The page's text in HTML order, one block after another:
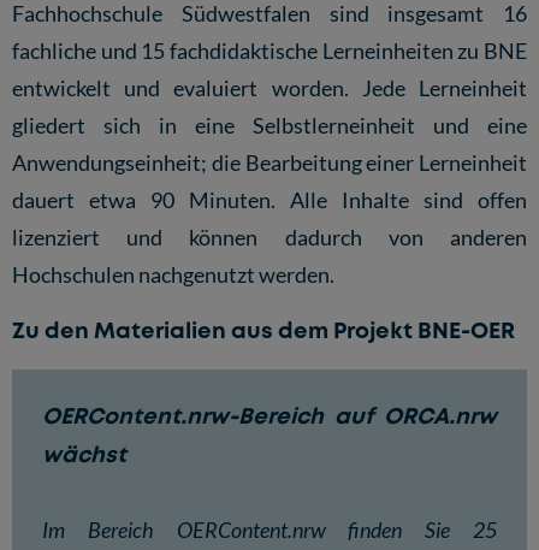
Fachhochschule Südwestfalen sind insgesamt 16
fachliche und 15 fachdidaktische Lerneinheiten zu BNE
entwickelt und evaluiert worden. Jede Lerneinheit
gliedert sich in eine Selbstlerneinheit und eine
Anwendungseinheit; die Bearbeitung einer Lerneinheit
dauert etwa 90 Minuten. Alle Inhalte sind offen
lizenziert und können dadurch von anderen
Hochschulen nachgenutzt werden.
Zu den Materialien aus dem Projekt BNE-OER
OERContent.nrw-Bereich auf ORCA.nrw
wächst
Im Bereich OERContent.nrwfinden Sie 25